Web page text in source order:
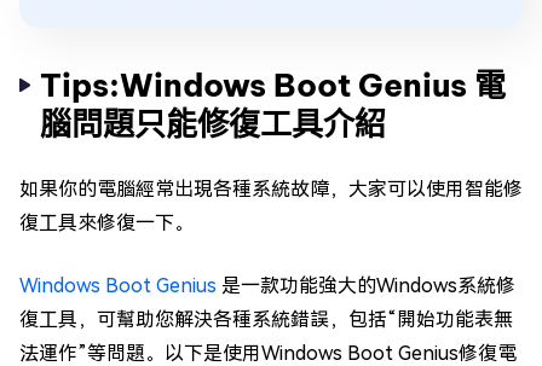
Tips:Windows Boot Genius 電
腦問題只能修復工具介紹
如果你的電腦經常出現各種系統故障，大家可以使用智能修
復工具來修復一下。
Windows Boot Genius 是一款功能強大的Windows系統修
復工具，可幫助您解決各種系統錯誤，包括“開始功能表無
法運作”等問題。以下是使用Windows Boot Genius修復電